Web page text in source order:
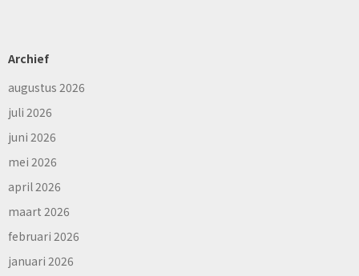
Archief
augustus 2026
juli 2026
juni 2026
mei 2026
april 2026
maart 2026
februari 2026
januari 2026